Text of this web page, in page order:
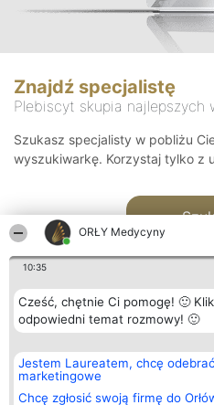
ORŁY Medycyny
10:35
Cześć, chętnie Ci pomogę! 🙂
odpowiedni temat rozmowy! 🙂
Jestem Laureatem, chcę
marketingowe
Chcę zgłosić swoją firmę do
Znajdź specjalistę
Plebiscyt skupia najlepszych
Szukasz specjalisty w pobliżu
wyszukiwarkę. Korzystaj tylko z
Organizator plebiscytu
Bright Side Solutions sp. z o.
o. sp. k.
ul. Ruska 22
Laureaci